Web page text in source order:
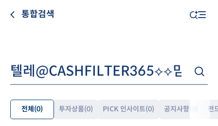
통합검색
전체 (0) 투자상품(0) PICK 인사이트(0) 공지사항 펀